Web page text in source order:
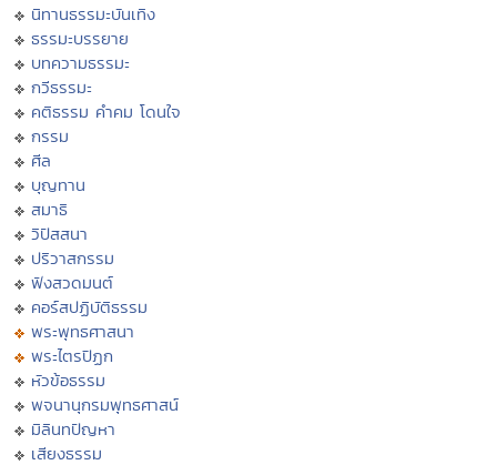
นิทานธรรมะบันเทิง
ธรรมะบรรยาย
บทความธรรมะ
กวีธรรมะ
คติธรรม คำคม โดนใจ
กรรม
ศีล
บุญทาน
สมาธิ
วิปัสสนา
ปริวาสกรรม
ฟังสวดมนต์
คอร์สปฏิบัติธรรม
พระพุทธศาสนา
พระไตรปิฏก
หัวข้อธรรม
พจนานุกรมพุทธศาสน์
มิลินทปัญหา
เสียงธรรม